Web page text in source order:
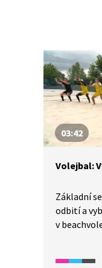
03:42
Volejbal:
Základní
odbití a
v